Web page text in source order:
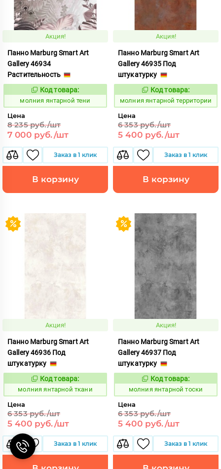
Акция!
Панно Marburg Smart Art
Gallery 46934
Растительность
1015478
Код товара:
молния янтарной тени
Цена
8 235 руб./шт
7 000 руб./шт
Заказ в 1 клик
В корзину
Акция!
Панно Marburg Smart Art
Gallery 46935 Под
штукатурку
1015479
Код товара:
молния янтарной территории
Цена
6 353 руб./шт
5 400 руб./шт
Заказ в 1 клик
В корзину
Акция!
Панно Marburg Smart Art
Gallery 46936 Под
штукатурку
1015480
Код товара:
молния янтарной ткани
Цена
6 353 руб./шт
5 400 руб./шт
Заказ в 1 клик
Акция!
Панно Marburg Smart Art
Gallery 46937 Под
штукатурку
1015481
Код товара:
молния янтарной тоски
Цена
6 353 руб./шт
5 400 руб./шт
Заказ в 1 клик